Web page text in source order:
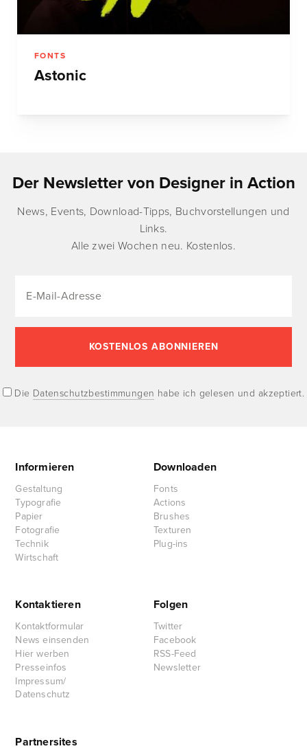
FONTS
Astonic
Der Newsletter von Designer in Action
News, Events, Download-Tipps, Buchvorstellungen und
Links.
Alle zwei Wochen neu. Kostenlos.
Die Datenschutzbestimmungen habe ich gelesen und akzeptiert.
Informieren
Gestaltung
Typografie
Papier
Fotografie
Technik
Wirtschaft
Downloaden
Fonts
Actions
Brushes
Texturen
Plug-ins
Kontaktieren
Kontaktformular
News einsenden
Hier werben
Presseinfos
Impressum/
Datenschutz
Folgen
Twitter
Facebook
RSS-Feed
Newsletter
Partnersites